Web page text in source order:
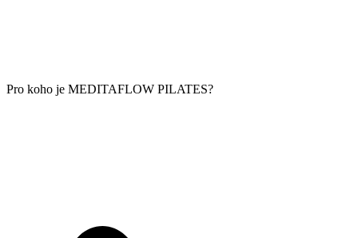
Pro koho je MEDITAFLOW PILATES?